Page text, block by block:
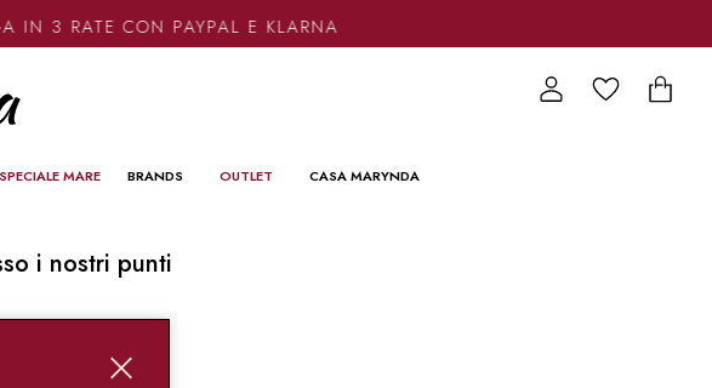
3 RATE CON PAYPAL E KLARNA
SPECIALE MARE BRANDS OUTLET CASA MARYNDA
i nostri punti